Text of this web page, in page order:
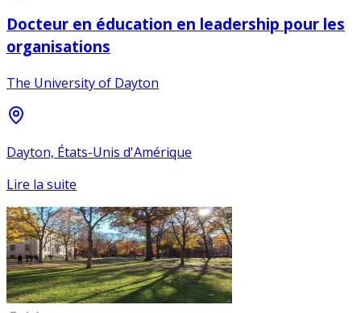
Docteur en éducation en leadership pour les
organisations
The University of Dayton
Dayton, États-Unis d'Amérique
Lire la suite